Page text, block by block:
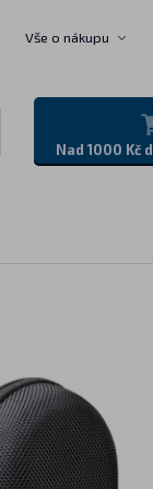
Vše o nákupu
Nad 1000 Kč